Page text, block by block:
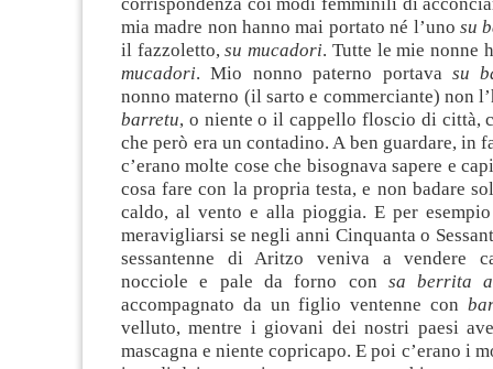
mia madre non hanno mai portato né l’uno su
il fazzoletto,su mucadori. Tutte le mie nonne
mucadori. Mio nonno paterno portava su
nonno materno (il sarto e commerciante) non
barretu, o niente o il cappello floscio di città,
che però era un contadino. A ben guardare, in
c’erano molte cose che bisognava sapere e
cosa fare con la propria testa, e non badare
caldo, al vento e alla pioggia. E per
meravigliarsi se negli anni Cinquanta o
sessantenne di Aritzo veniva a vendere
nocciole e pale da forno con sa berrita
accompagnato da un figlio ventenne con
velluto, mentre i giovani dei nostri paesi
mascagna e niente copricapo. E poi c’erano i